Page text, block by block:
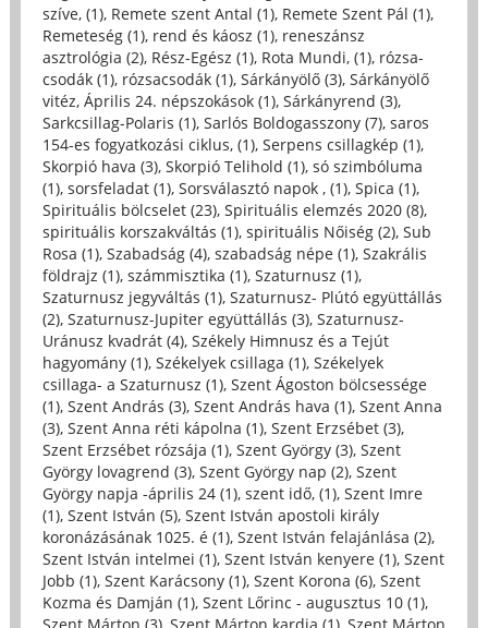
szíve, (1), Remete szent Antal (1), Remete Szent Pál (1),
Remeteség (1), rend és káosz (1), reneszánsz
asztrológia (2), Rész-Egész (1), Rota Mundi, (1), rózsa-
csodák (1), rózsacsodák (1), Sárkányölő (3), Sárkányölő
vitéz, Április 24. népszokások (1), Sárkányrend (3),
Sarkcsillag-Polaris (1), Sarlós Boldogasszony (7), saros
154-es fogyatkozási ciklus, (1), Serpens csillagkép (1),
Skorpió hava (3), Skorpió Telihold (1), só szimbóluma
(1), sorsfeladat (1), Sorsválasztó napok , (1), Spica (1),
Spirituális bölcselet (23), Spirituális elemzés 2020 (8),
spirituális korszakváltás (1), spirituális Nőiség (2), Sub
Rosa (1), Szabadság (4), szabadság népe (1), Szakrális
földrajz (1), számmisztika (1), Szaturnusz (1),
Szaturnusz jegyváltás (1), Szaturnusz- Plútó együttállás
(2), Szaturnusz-Jupiter együttállás (3), Szaturnusz-
Uránusz kvadrát (4), Székely Himnusz és a Tejút
hagyomány (1), Székelyek csillaga (1), Székelyek
csillaga- a Szaturnusz (1), Szent Ágoston bölcsessége
(1), Szent András (3), Szent András hava (1), Szent Anna
(3), Szent Anna réti kápolna (1), Szent Erzsébet (3),
Szent Erzsébet rózsája (1), Szent György (3), Szent
György lovagrend (3), Szent György nap (2), Szent
György napja -április 24 (1), szent idő, (1), Szent Imre
(1), Szent István (5), Szent István apostoli király
koronázásának 1025. é (1), Szent István felajánlása (2),
Szent István intelmei (1), Szent István kenyere (1), Szent
Jobb (1), Szent Karácsony (1), Szent Korona (6), Szent
Kozma és Damján (1), Szent Lőrinc - augusztus 10 (1),
Szent Márton (3), Szent Márton kardja (1), Szent Márton